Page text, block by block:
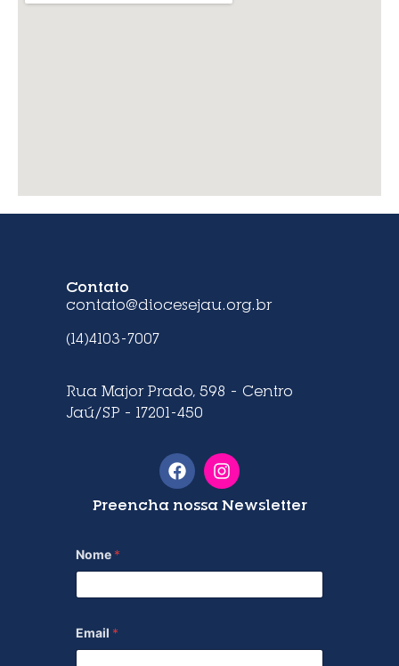
Contato
contato@diocesejau.org.br
(14)4103-7007
Rua Major Prado, 598 – Centro
Jaú/SP – 17201-450
Preencha nossa Newsletter
Nome *
Email *